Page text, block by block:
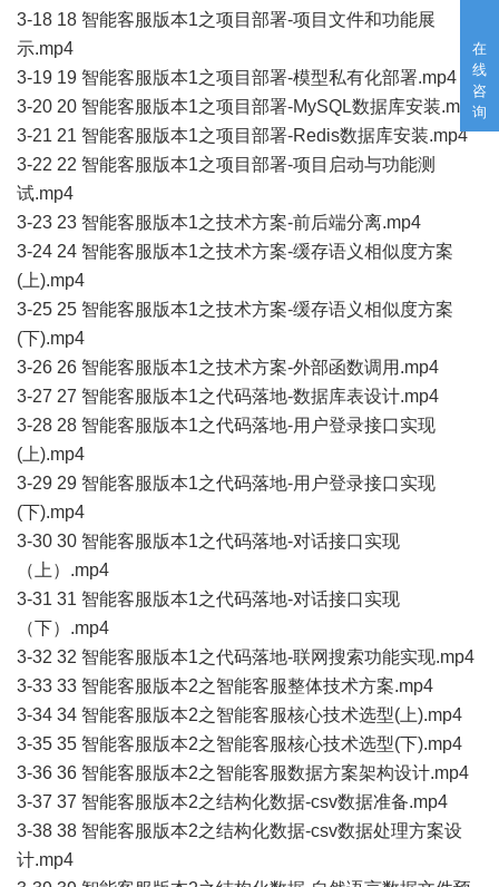
在
线
咨
询
3-18 18 智能客服版本1之项目部署-项目文件和功能展
示.mp4
3-19 19 智能客服版本1之项目部署-模型私有化部署.mp4
3-20 20 智能客服版本1之项目部署-MySQL数据库安装.mp4
3-21 21 智能客服版本1之项目部署-Redis数据库安装.mp4
3-22 22 智能客服版本1之项目部署-项目启动与功能测
试.mp4
3-23 23 智能客服版本1之技术方案-前后端分离.mp4
3-24 24 智能客服版本1之技术方案-缓存语义相似度方案
(上).mp4
3-25 25 智能客服版本1之技术方案-缓存语义相似度方案
(下).mp4
3-26 26 智能客服版本1之技术方案-外部函数调用.mp4
3-27 27 智能客服版本1之代码落地-数据库表设计.mp4
3-28 28 智能客服版本1之代码落地-用户登录接口实现
(上).mp4
3-29 29 智能客服版本1之代码落地-用户登录接口实现
(下).mp4
3-30 30 智能客服版本1之代码落地-对话接口实现
（上）.mp4
3-31 31 智能客服版本1之代码落地-对话接口实现
（下）.mp4
3-32 32 智能客服版本1之代码落地-联网搜索功能实现.mp4
3-33 33 智能客服版本2之智能客服整体技术方案.mp4
3-34 34 智能客服版本2之智能客服核心技术选型(上).mp4
3-35 35 智能客服版本2之智能客服核心技术选型(下).mp4
3-36 36 智能客服版本2之智能客服数据方案架构设计.mp4
3-37 37 智能客服版本2之结构化数据-csv数据准备.mp4
3-38 38 智能客服版本2之结构化数据-csv数据处理方案设
计.mp4